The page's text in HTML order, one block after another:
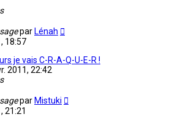
par Lénah
18:57
je vais C-R-A-Q-U-E-R !
2011, 22:42
par Mistuki
21:21